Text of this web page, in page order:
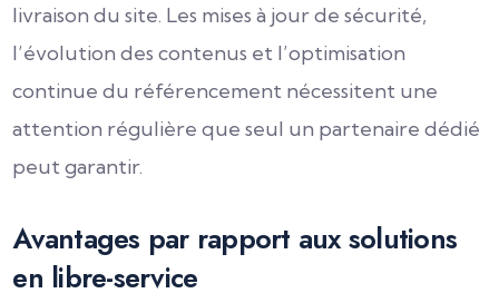
livraison du site. Les mises à jour de sécurité,
l’évolution des contenus et l’optimisation
continue du référencement nécessitent une
attention régulière que seul un partenaire dédié
peut garantir.
Avantages par rapport aux solutions
en libre-service